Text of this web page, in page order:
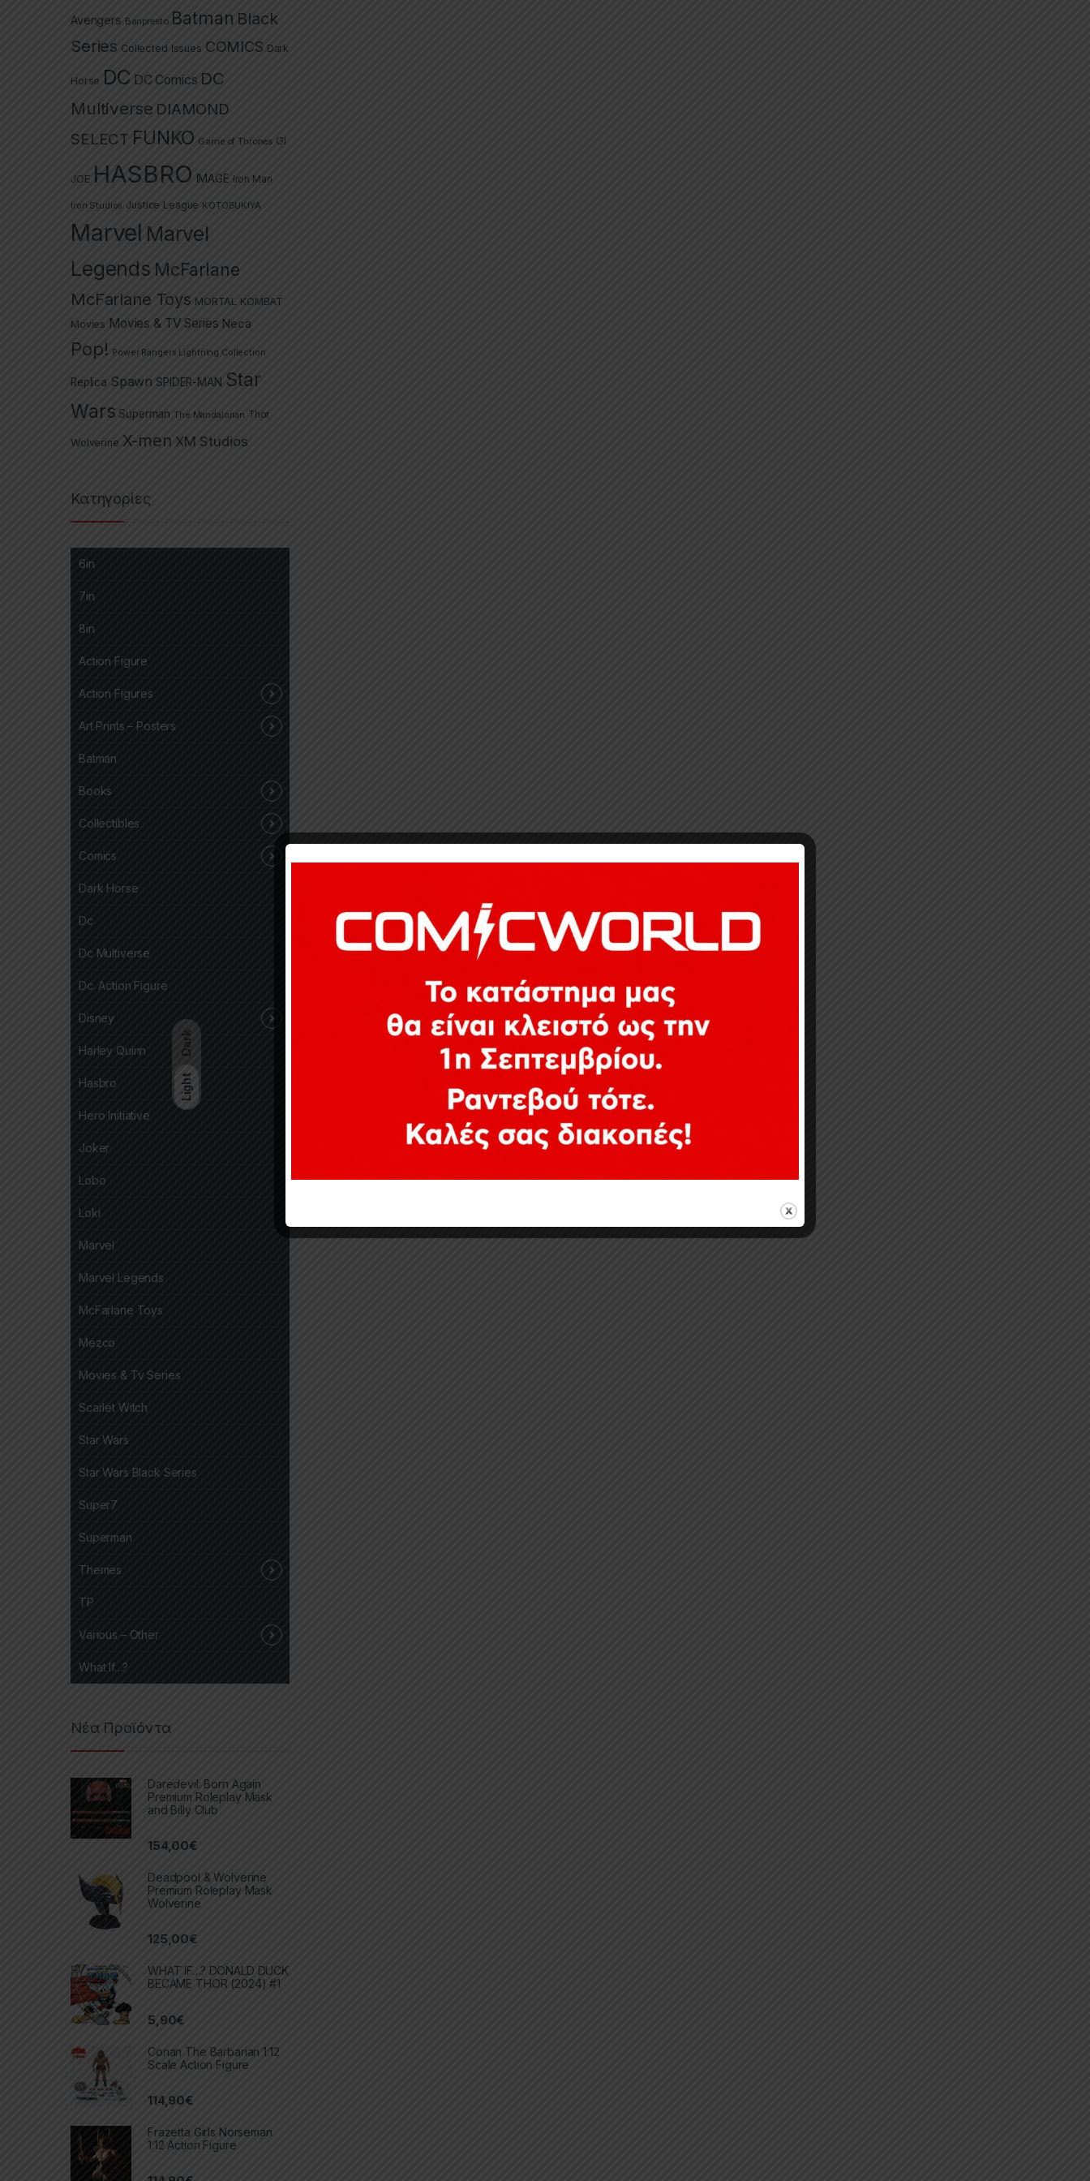
Dark
Light
Avengers Banpresto Batman Black
Series Collected Issues COMICS Dark
Horse DC DC Comics DC
Multiverse DIAMOND
SELECT FUNKO Game of Thrones GI
JOE HASBRO IMAGE Iron Man
Iron Studios Justice League KOTOBUKIYA
Marvel Marvel
Legends McFarlane
McFarlane Toys MORTAL KOMBAT
Movies Movies & TV Series Neca
Pop! Power Rangers Lightning Collection
Replica Spawn SPIDER-MAN Star
Wars Superman The Mandalorian Thor
Wolverine X-men XM Studios
Κατηγορίες
6in
7in
8in
Action Figure
Action Figures
Art Prints – Posters
Batman
Books
Collectibles
Comics
Dark Horse
Dc
Dc Multiverse
Dc. Action Figure
Disney
Harley Quinn
Hasbro
Hero Initiative
Joker
Lobo
Loki
Marvel
Marvel Legends
McFarlane Toys
Mezco
Movies & Tv Series
Scarlet Witch
Star Wars
Star Wars Black Series
Super7
Superman
Themes
TP
Various – Other
What If…?
Νέα Προϊόντα
Daredevil: Born Again
Premium Roleplay Mask
and Billy Club
154,00€
Deadpool & Wolverine
Premium Roleplay Mask
Wolverine
125,00€
WHAT IF…? DONALD DUCK
BECAME THOR (2024) #1
5,90€
Conan The Barbarian 1:12
Scale Action Figure
114,90€
Frazetta Girls Norseman
1:12 Action Figure